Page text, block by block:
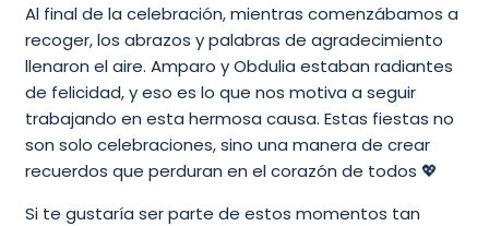
Al final de la celebración, mientras comenzábamos a
recoger, los abrazos y palabras de agradecimiento
llenaron el aire. Amparo y Obdulia estaban radiantes
de felicidad, y eso es lo que nos motiva a seguir
trabajando en esta hermosa causa. Estas fiestas no
son solo celebraciones, sino una manera de crear
recuerdos que perduran en el corazón de todos 💖
Si te gustaría ser parte de estos momentos tan